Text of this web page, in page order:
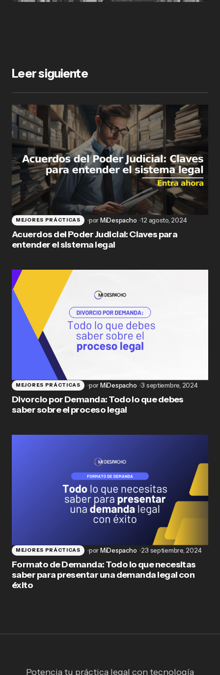
Leer siguiente
MEJORES PRÁCTICAS porMiDespacho 12 agosto, 2024
Acuerdos del Poder Judicial: Claves para
entender el sistema legal
MEJORES PRÁCTICAS porMiDespacho 3 septiembre, 2024
Divorcio por Demanda: Todo lo que debes
saber sobre el proceso legal
MEJORES PRÁCTICAS porMiDespacho 23 septiembre, 2024
Formato de Demanda: Todo lo que necesitas
saber para presentar una demanda legal con
éxito
Potencia tu práctica legal con tecnología